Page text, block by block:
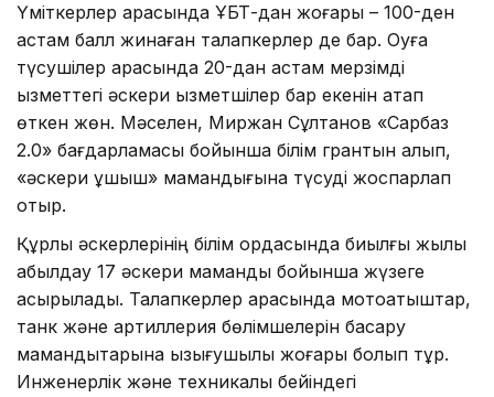
Үміткерлер арасында ҰБТ-дан жоғары – 100-ден
астам балл жинаған талапкерлер де бар. Оқуға
түсушілер арасында 20-дан астам мерзімді
қызметтегі әскери қызметшілер бар екенін атап
өткен жөн. Мәселен, Миржан Сұлтанов «Сарбаз
2.0» бағдарламасы бойынша білім грантын алып,
«әскери ұшқыш» мамандығына түсуді жоспарлап
отыр.
Құрлық әскерлерінің білім ордасында биылғы жылы
қабылдау 17 әскери мамандық бойынша жүзеге
асырылады. Талапкерлер арасында мотоатқыштар,
танк және артиллерия бөлімшелерін басқару
мамандықтарына қызығушылық жоғары болып тұр.
Инженерлік және техникалық бейіндегі